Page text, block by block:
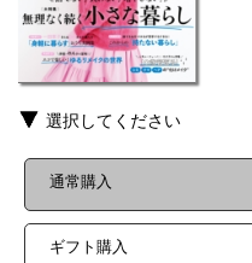
選択してください
通常購入
ギフト購入